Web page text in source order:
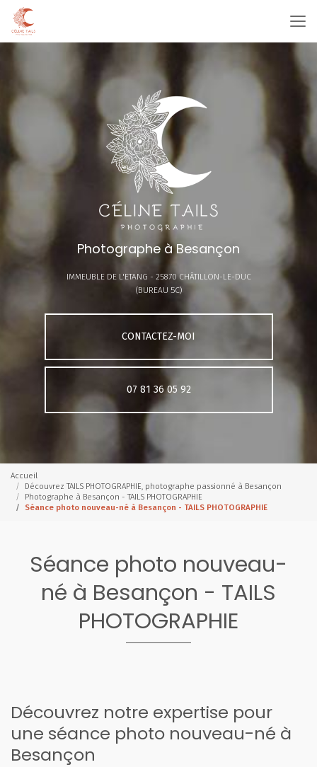
Aller
contenu
Photographe à Besançon
IMMEUBLE DE L'ETANG - 25870 CHÂTILLON-LE-DUC
(BUREAU 5C)
CONTACTEZ-MOI
07 81 36 05 92
Accueil
Découvrez TAILS PHOTOGRAPHIE, photographe passionné à Besançon
Photographe à Besançon - TAILS PHOTOGRAPHIE
Séance photo nouveau-né à Besançon - TAILS PHOTOGRAPHIE
Séance photo nouveau-
né à Besançon - TAILS
PHOTOGRAPHIE
Découvrez notre expertise pour
une séance photo nouveau-né à
Besançon